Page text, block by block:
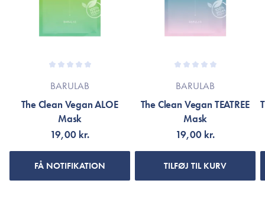
Er dette tilfældet henvises til produktemballage eller til
mærket’s officielle hjemmeside.
BARULAB
The Clean Vegan ALOE
Mask
19,00 kr.
FÅ NOTIFIKATION
BARULAB
The Clean Vegan TEATREE
Mask
19,00 kr.
TILFØJ TIL KURV